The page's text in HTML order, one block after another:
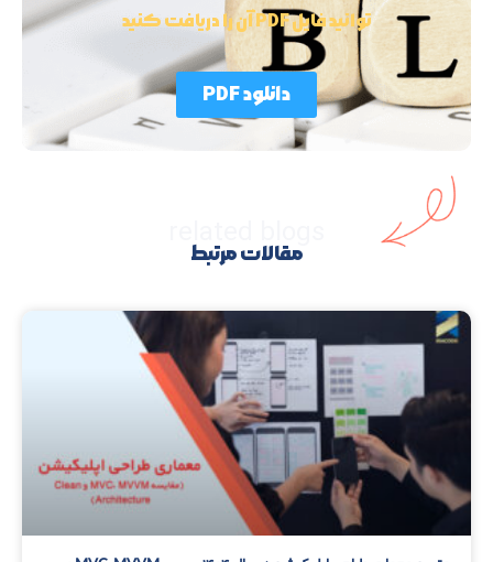
توانید فایل PDF آن را دریافت کنید
دانلود PDF
مقالات مرتبط